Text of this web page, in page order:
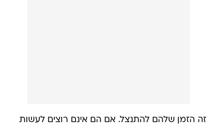
זה הזמן שלהם להתנצל. אם הם אינם רוצים לעשות